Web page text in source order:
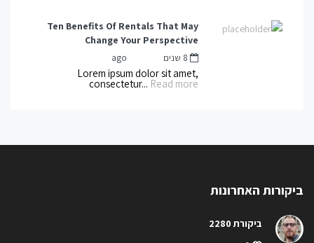
Ten Benefits Of Rentals That May
Change Your Perspective
Lorem ipsum dolor sit amet,
consectetur... Read more
ביקורות האחרונות
ביקורת 2280